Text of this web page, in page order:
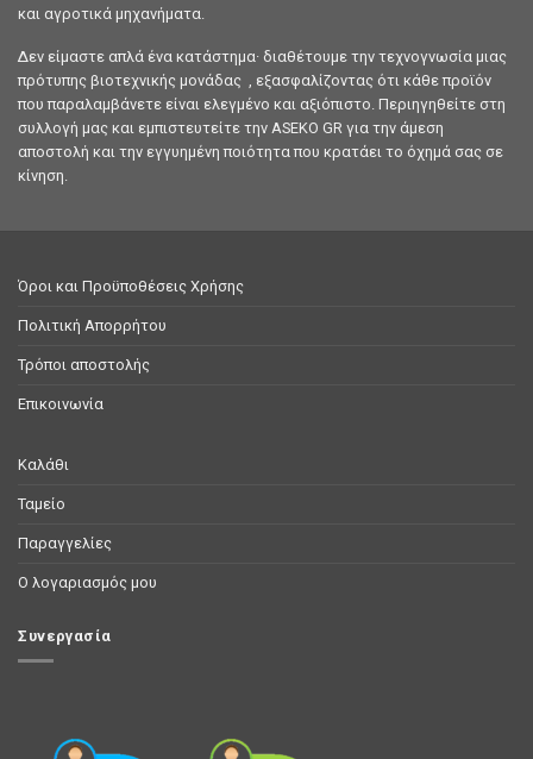
και αγροτικά μηχανήματα.
Δεν είμαστε απλά ένα κατάστημα· διαθέτουμε την τεχνογνωσία μιας
πρότυπης βιοτεχνικής μονάδας , εξασφαλίζοντας ότι κάθε προϊόν
που παραλαμβάνετε είναι ελεγμένο και αξιόπιστο. Περιηγηθείτε στη
συλλογή μας και εμπιστευτείτε την ASEKO GR για την άμεση
αποστολή και την εγγυημένη ποιότητα που κρατάει το όχημά σας σε
κίνηση.
Όροι και Προϋποθέσεις Χρήσης
Πολιτική Απορρήτου
Τρόποι αποστολής
Επικοινωνία
Καλάθι
Ταμείο
Παραγγελίες
Ο λογαριασμός μου
Συνεργασία